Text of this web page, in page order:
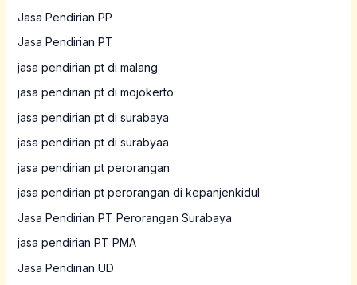
Jasa Pendirian PP
Jasa Pendirian PT
jasa pendirian pt di malang
jasa pendirian pt di mojokerto
jasa pendirian pt di surabaya
jasa pendirian pt di surabyaa
jasa pendirian pt perorangan
jasa pendirian pt perorangan di kepanjenkidul
Jasa Pendirian PT Perorangan Surabaya
jasa pendirian PT PMA
Jasa Pendirian UD